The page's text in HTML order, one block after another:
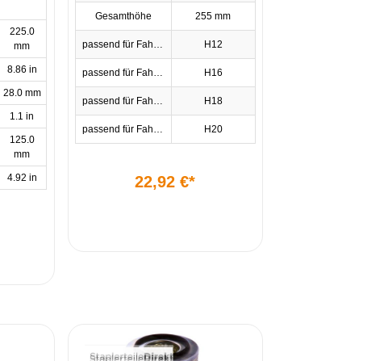
225.0
mm
8.86 in
28.0 mm
1.1 in
125.0
mm
4.92 in
Gesamthöhe 255 mm
H12
H16
H18
H20
22,92 €*